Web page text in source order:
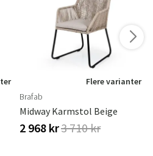
Flere varianter
Brafab
Midway Karmstol Beige
2 968 kr3 710 kr